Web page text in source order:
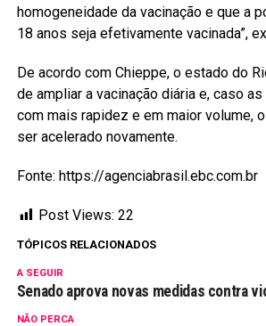
homogeneidade da vacinação e que a
18 anos seja efetivamente vacinada”,
De acordo com Chieppe, o estado do
de ampliar a vacinação diária e, caso
com mais rapidez e em maior volume,
ser acelerado novamente.
Fonte: https://agenciabrasil.ebc.com.br
Post Views: 22
TÓPICOS RELACIONADOS
A SEGUIR
Senado aprova novas medidas contra
NÃO PERCA